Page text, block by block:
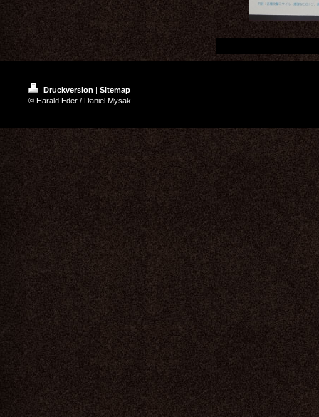
Druckversion | Sitemap
© Harald Eder / Daniel Mysak